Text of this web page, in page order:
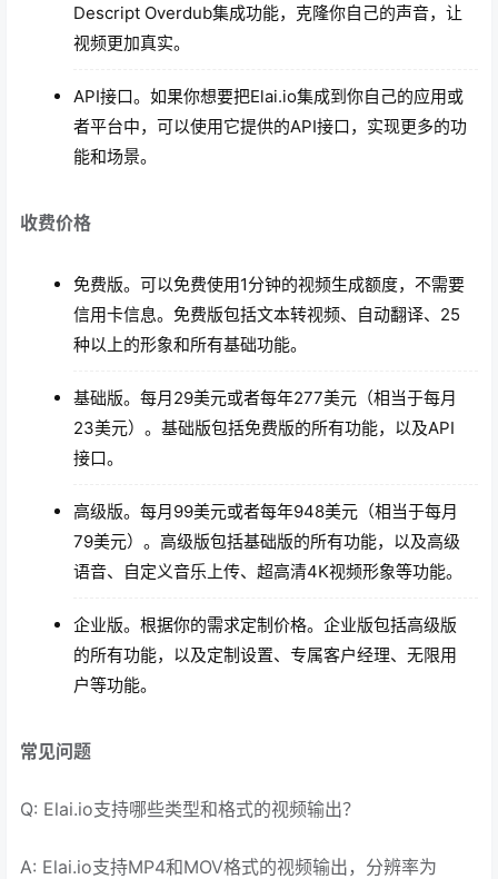
Descript Overdub集成功能，克隆你自己的声音，让
视频更加真实。
API接口。如果你想要把Elai.io集成到你自己的应用或
者平台中，可以使用它提供的API接口，实现更多的功
能和场景。
收费价格
免费版。可以免费使用1分钟的视频生成额度，不需要
信用卡信息。免费版包括文本转视频、自动翻译、25
种以上的形象和所有基础功能。
基础版。每月29美元或者每年277美元（相当于每月
23美元）。基础版包括免费版的所有功能，以及API
接口。
高级版。每月99美元或者每年948美元（相当于每月
79美元）。高级版包括基础版的所有功能，以及高级
语音、自定义音乐上传、超高清4K视频形象等功能。
企业版。根据你的需求定制价格。企业版包括高级版
的所有功能，以及定制设置、专属客户经理、无限用
户等功能。
常见问题
Q: Elai.io支持哪些类型和格式的视频输出？
A: Elai.io支持MP4和MOV格式的视频输出，分辨率为